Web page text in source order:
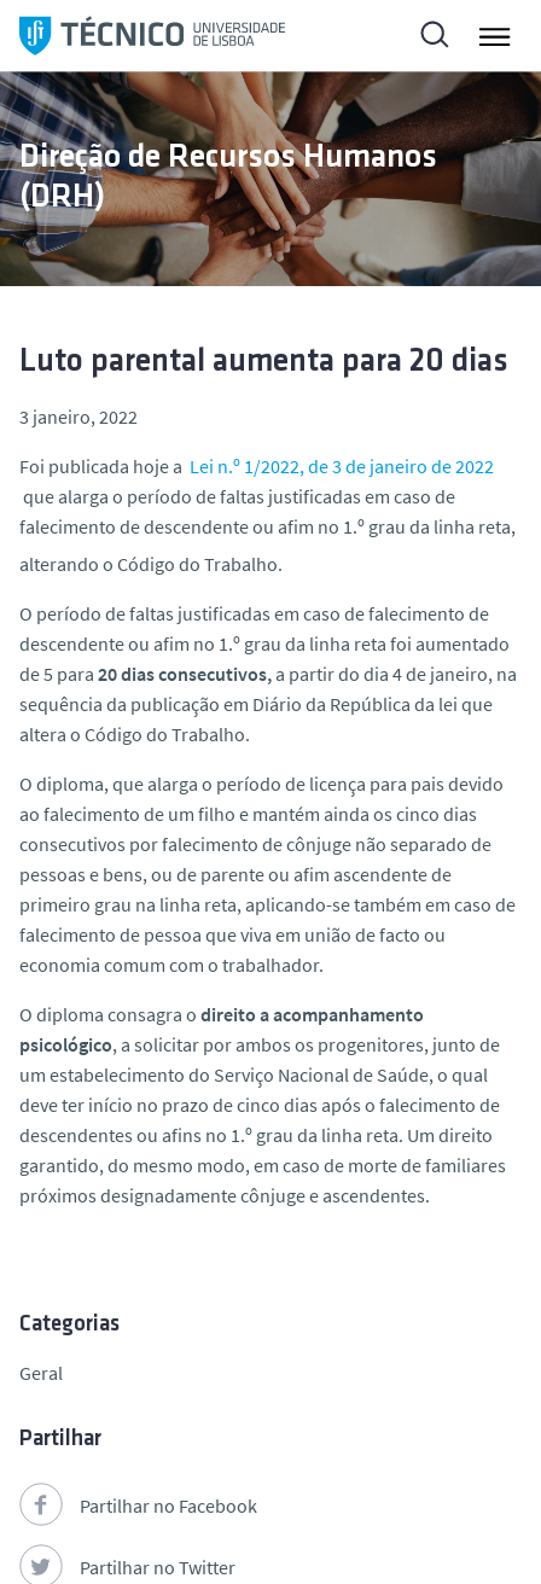
l
t
a
r
p
a
a
Direção de Recursos Humanos
(DRH)
Luto parental aumenta para 20 dias
3 janeiro, 2022
Foi publicada hoje a Lei n.º 1/2022, de 3 de janeiro de 2022
que alarga o período de faltas justificadas em caso de
falecimento de descendente ou afim no 1.º grau da linha reta,
alterando o Código do Trabalho.
O período de faltas justificadas em caso de falecimento de
descendente ou afim no 1.º grau da linha reta foi aumentado
de 5 para 20 dias consecutivos, a partir do dia 4 de janeiro, na
sequência da publicação em Diário da República da lei que
altera o Código do Trabalho.
O diploma, que alarga o período de licença para pais devido
ao falecimento de um filho e mantém ainda os cinco dias
consecutivos por falecimento de cônjuge não separado de
pessoas e bens, ou de parente ou afim ascendente de
primeiro grau na linha reta, aplicando-se também em caso de
falecimento de pessoa que viva em união de facto ou
economia comum com o trabalhador.
O diploma consagra o direito a acompanhamento
psicológico, a solicitar por ambos os progenitores, junto de
um estabelecimento do Serviço Nacional de Saúde, o qual
deve ter início no prazo de cinco dias após o falecimento de
descendentes ou afins no 1.º grau da linha reta. Um direito
garantido, do mesmo modo, em caso de morte de familiares
próximos designadamente cônjuge e ascendentes.
Categorias
Geral
Partilhar
Partilhar no Facebook
Partilhar no Twitter